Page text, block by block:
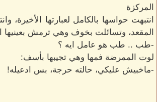
المركزة
انتبهت حواسها بالكامل لعبارتها
المقعد، وتسائلت بخوف وهي ترمش بعينيها
-طب .. طب هو عامل ايه ؟
لوت الممرضة فمها وهي تجيبها بأسف:
-ماخبيش عليكي، حالته حرجة، بس ادعيله!